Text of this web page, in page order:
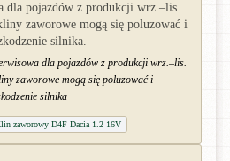
dla pojazdów z produkcji wrz.–lis.
zaworowe mogą się poluzować i
silnika.
dla pojazdów z produkcji wrz.–lis.
zaworowe mogą się poluzować i
silnika
zaworowy D4F Dacia 1.2 16V